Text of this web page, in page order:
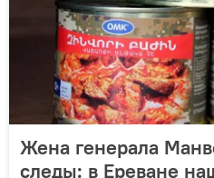
Жена генерала
следы: в Ереване